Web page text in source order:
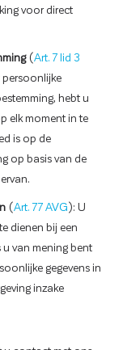
voor direct
(Art. 7 lid 3
persoonlijke
hebt u
elk moment in te
is op de
op basis van de
(Art. 77 AVG): U
dienen bij een
van mening bent
gegevens in
inzake